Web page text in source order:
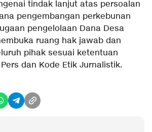
tindak lanjut atas persoalan
pengembangan perkebunan
pengelolaan Dana Desa
ruang hak jawab dan
pihak sesuai ketentuan
dan Kode Etik Jurnalistik.